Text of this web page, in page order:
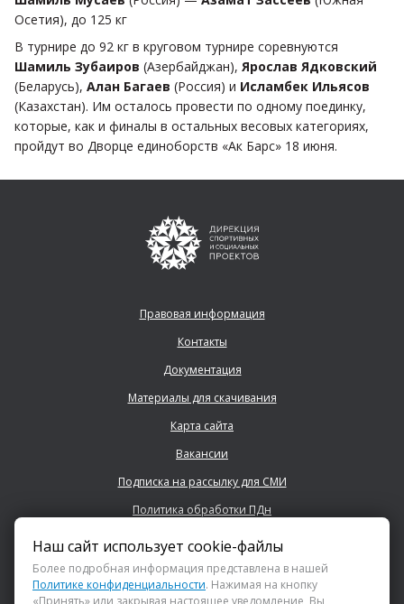
Осетия), до 125 кг
В турнире до 92 кг в круговом турнире соревнуются
Шамиль Зубаиров (Азербайджан), Ярослав Ядковский
(Беларусь), Алан Багаев (Россия) и Исламбек Ильясов
(Казахстан). Им осталось провести по одному поединку,
которые, как и финалы в остальных весовых категориях,
пройдут во Дворце единоборств «Ак Барс» 18 июня.
Правовая информация
Контакты
Документация
Материалы для скачивания
Карта сайта
Вакансии
Подписка на рассылку для СМИ
Политика обработки ПДн
+7 (843) 222 0700
Наш сайт использует cookie-файлы
Более подробная информация представлена в нашей
Политике конфиденциальности. Нажимая на кнопку
«Принять» или закрывая настоящее уведомление, Вы